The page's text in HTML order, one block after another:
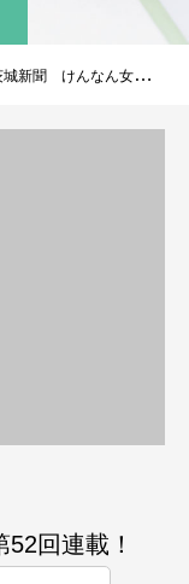
新聞 けんなん女子鼎談第52回連載！
回連載！